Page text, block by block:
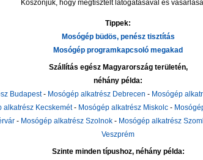
Köszönjük, hogy megtisztelt látogatásával és
Tippek:
Mosógép büdös, penész tisztítás
Mosógép programkapcsoló megakad
Szállítás egész Magyarország területén,
néhány példa:
Budapest- Mosógép alkatrész Debrecen - Mosógép
alkatrész Kecskemét- Mosógép alkatrész Miskolc -
- Mosógép alkatrész Szolnok - Mosógép alkatrész
Veszprém
Szinte minden típushoz, néhány példa: